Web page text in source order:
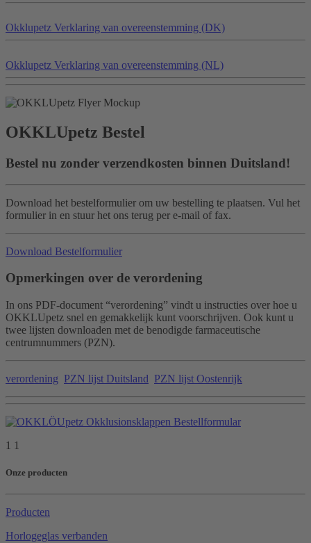
Okklupetz Verklaring van overeenstemming (DK)
Okklupetz Verklaring van overeenstemming (NL)
OKKLUpetz Bestel
Bestel nu zonder verzendkosten binnen Duitsland!
Download het bestelformulier om uw bestelling te plaatsen. Vul het
formulier in en stuur het ons terug per e-mail of fax.
Download Bestelformulier
Opmerkingen over de verordening
In ons PDF-document “verordening” vindt u instructies over hoe u
OKKLUpetz snel en gemakkelijk kunt voorschrijven. Ook kunt u
twee lijsten downloaden met de benodigde farmaceutische
centrumnummers (PZN).
verordening PZN lijst Duitsland PZN lijst Oostenrijk
1 1
Onze producten
Producten
Horlogeglas verbanden